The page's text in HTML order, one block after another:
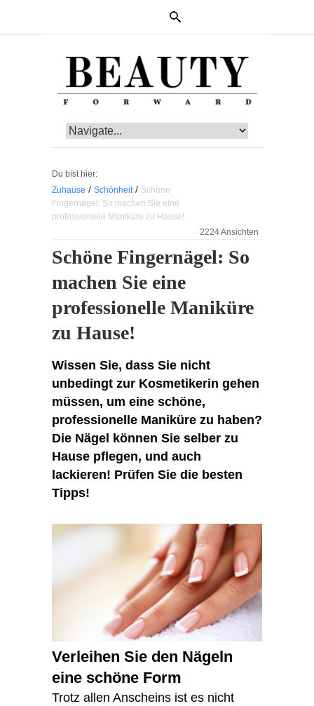
Du bist hier:
Zuhause / Schönheit / Schöne
Fingernägel: So machen Sie eine
professionelle Maniküre zu Hause!
2224 Ansichten
Schöne Fingernägel: So
machen Sie eine
professionelle Maniküre
zu Hause!
Wissen Sie, dass Sie nicht
unbedingt zur Kosmetikerin gehen
müssen, um eine schöne,
professionelle Maniküre zu haben?
Die Nägel können Sie selber zu
Hause pflegen, und auch
lackieren! Prüfen Sie die besten
Tipps!
Verleihen Sie den Nägeln
eine schöne Form
Trotz allen Anscheins ist es nicht